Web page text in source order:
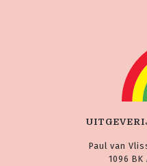
Paul van
1096